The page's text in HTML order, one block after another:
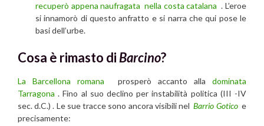
recuperò appena naufragata nella costa catalana . L’eroe
si innamorò di questo anfratto e si narra che qui pose le
basi dell’urbe.
Cosa è rimasto di Barcino?
La Barcellona romana prosperò accanto alladominata
Tarragona . Fino al suo declino per instabilità politica (III -IV
sec. d.C.) . Le sue tracce sono ancora visibili nelBarrio Goticoe
precisamente: